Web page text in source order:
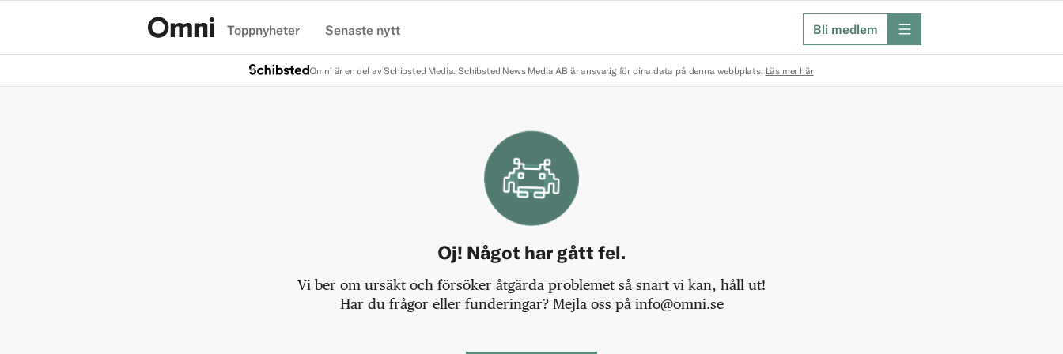
Toppnyheter Senaste nytt Bli medlem meny
Omni är en del av Schibsted Media. Schibsted News Media AB är ansvarig för dina data på denna webbplats. Läs mer här
Oj! Något har gått fel.
Vi ber om ursäkt och försöker åtgärda problemet så snart vi kan, håll ut!
Har du frågor eller funderingar? Mejla oss på info@omni.se